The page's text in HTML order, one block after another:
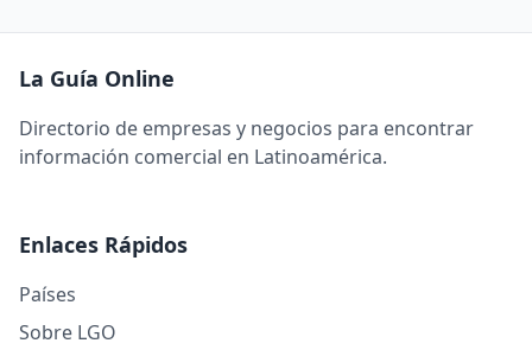
La Guía Online
Directorio de empresas y negocios para encontrar
información comercial en Latinoamérica.
Enlaces Rápidos
Países
Sobre LGO